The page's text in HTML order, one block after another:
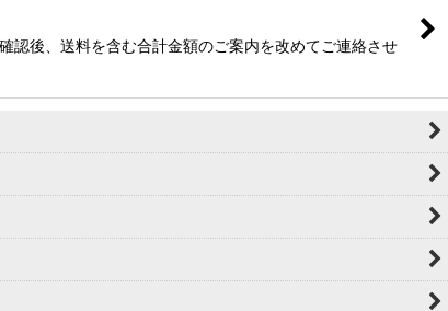
後、送料を含む合計金額のご案内を改めてご連絡させ